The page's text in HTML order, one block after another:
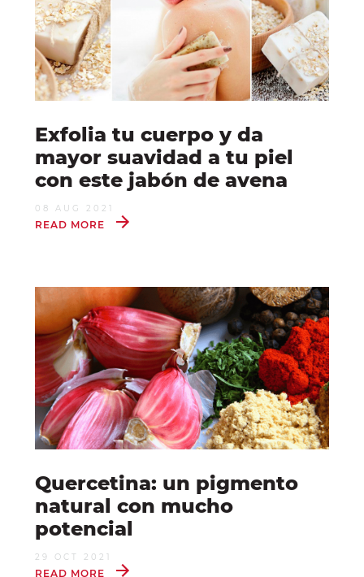
Exfolia tu cuerpo y da
mayor suavidad a tu piel
con este jabón de avena
08 AUG 2021
READ MORE
Quercetina: un pigmento
natural con mucho
potencial
29 OCT 2021
READ MORE